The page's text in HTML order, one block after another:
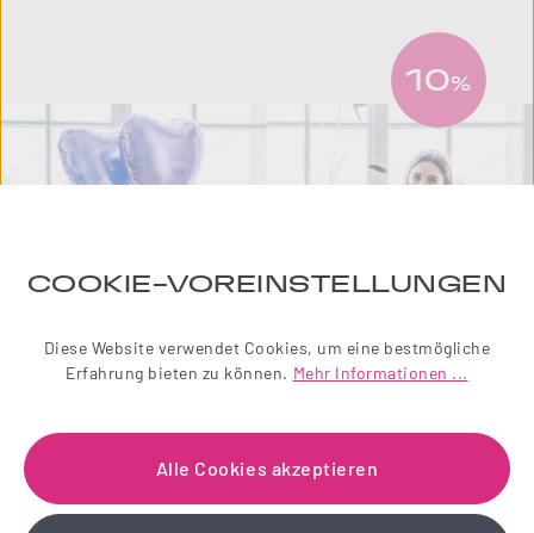
10%
NEWSLETTER
Einfach zauberhaft! Abonnieren Sie jetzt unseren
COOKIE-VOREINSTELLUNGEN
Diese Website verwendet Cookies, um eine bestmögliche
Erfahrung bieten zu können. Mehr Informationen ...
Alle Cookies akzeptieren